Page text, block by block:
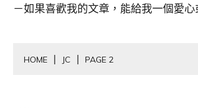
－如果喜歡我的文章，能給我一個愛
HOME JC PAGE 2